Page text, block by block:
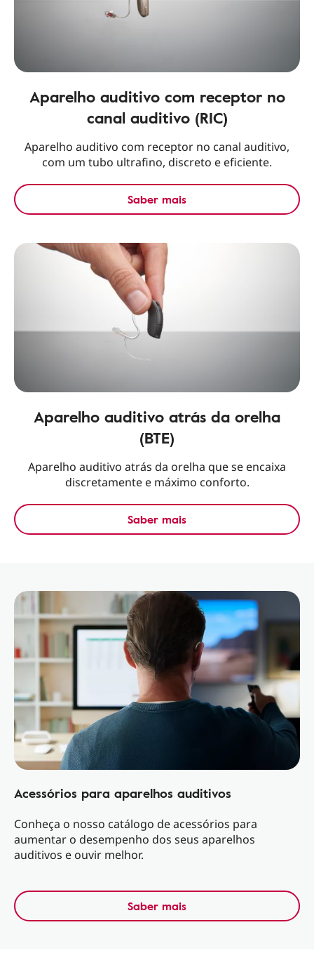
Aparelho auditivo com receptor no
canal auditivo (RIC)
Aparelho auditivo com receptor no canal auditivo,
com um tubo ultrafino, discreto e eficiente.
Saber mais
Aparelho auditivo atrás da orelha
(BTE)
Aparelho auditivo atrás da orelha que se encaixa
discretamente e máximo conforto.
Saber mais
Acessórios para aparelhos auditivos
Conheça o nosso catálogo de acessórios para
aumentar o desempenho dos seus aparelhos
auditivos e ouvir melhor.
Saber mais